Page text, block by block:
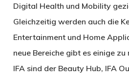
Digital Health und Mobility
Gleichzeitig werden auch die
Entertainment und Home
neue Bereiche gibt es einige zu
IFA sind der Beauty Hub, IFA